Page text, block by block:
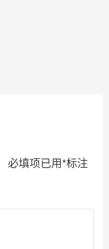
必填项已用*标注